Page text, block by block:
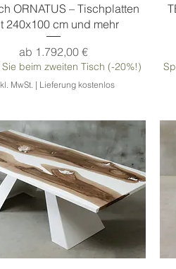
Schnellansicht
ORNATUS – Tischplatten
240x100 cm und mehr
ab 1.792,00 €
Sale-Preis
beim zweiten Tisch (-20%!)
MwSt. | Lieferung kostenlos